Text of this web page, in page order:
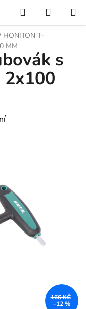
Hledat
KOŠÍK
HONITON T-
MM
s
2x100
166 KČ
–12 %